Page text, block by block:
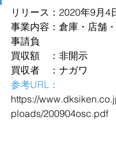
リリース：2020年9月4
事業内容：倉庫・店舗
事請負
買収額　：非開示
買収者　：ナガワ
参考URL：
https://
ploads/200904osc.pdf